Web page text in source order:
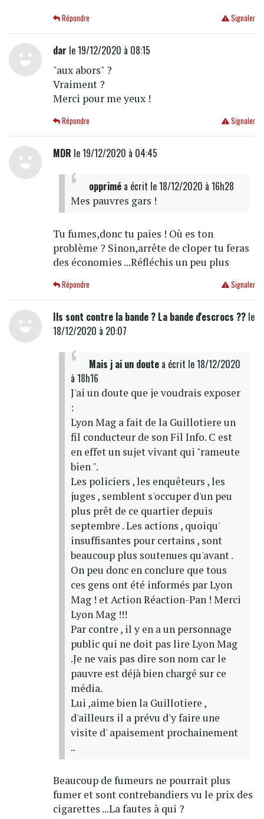
Signaler
Répondre
dar le 19/12/2020 à 08:15
"aux abors" ?
Vraiment ?
Merci pour me yeux !
Signaler
Répondre
MDR le 19/12/2020 à 04:45
oppriméa écrit le 18/12/2020 à 16h28
Mes pauvres gars !
Tu fumes,donc tu paies ! Où es ton
problème ? Sinon,arrête de cloper tu feras
des économies ...Réfléchis un peu plus
Signaler
Répondre
Ils sont contre la bande ? La bande d'escrocs ??le
18/12/2020 à 20:07
Mais j ai un doutea écrit le 18/12/2020
à 18h16
J'ai un doute que je voudrais exposer
:
Lyon Mag a fait de la Guillotiere un
fil conducteur de son Fil Info. C est
en effet un sujet vivant qui "rameute
bien ".
Les policiers , les enquêteurs , les
juges , semblent s'occuper d'un peu
plus prêt de ce quartier depuis
septembre . Les actions , quoiqu'
insuffisantes pour certains , sont
beaucoup plus soutenues qu'avant .
On peu donc en conclure que tous
ces gens ont été informés par Lyon
Mag ! et Action Réaction-Pan ! Merci
Lyon Mag !!!
Par contre , il y en a un personnage
public qui ne doit pas lire Lyon Mag
.Je ne vais pas dire son nom car le
pauvre est déjà bien chargé sur ce
média.
Lui ,aime bien la Guillotiere ,
d'ailleurs il a prévu d'y faire une
visite d' apaisement prochainement
..
Beaucoup de fumeurs ne pourrait plus
fumer et sont contrebandiers vu le prix des
cigarettes ...La fautes à qui ?